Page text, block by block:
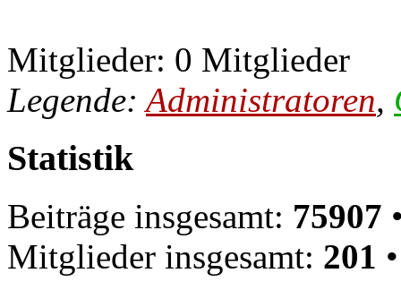
Mitglieder: 0 Mitglieder
Legende:Administratoren,
Statistik
Beiträge insgesamt: 75907
Mitglieder insgesamt: 201